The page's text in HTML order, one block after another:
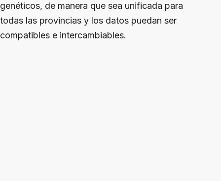
genéticos, de manera que sea unificada para
todas las provincias y los datos puedan ser
compatibles e intercambiables.